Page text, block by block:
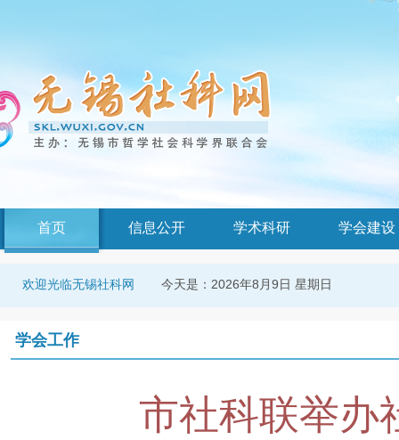
首页 信息公开 学术科研 学会建设
欢迎光临无锡社科网 今天是： 2026年8月9日 星期日
学会工作
市社科联举办